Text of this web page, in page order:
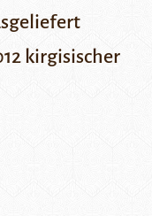
kirgisischer